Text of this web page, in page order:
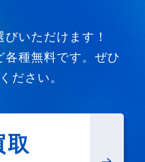
いただけます！
各種無料です。ぜひ
ださい。
取